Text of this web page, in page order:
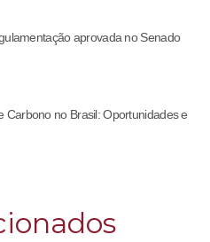
aprovada no Senado
no Brasil: Oportunidades e